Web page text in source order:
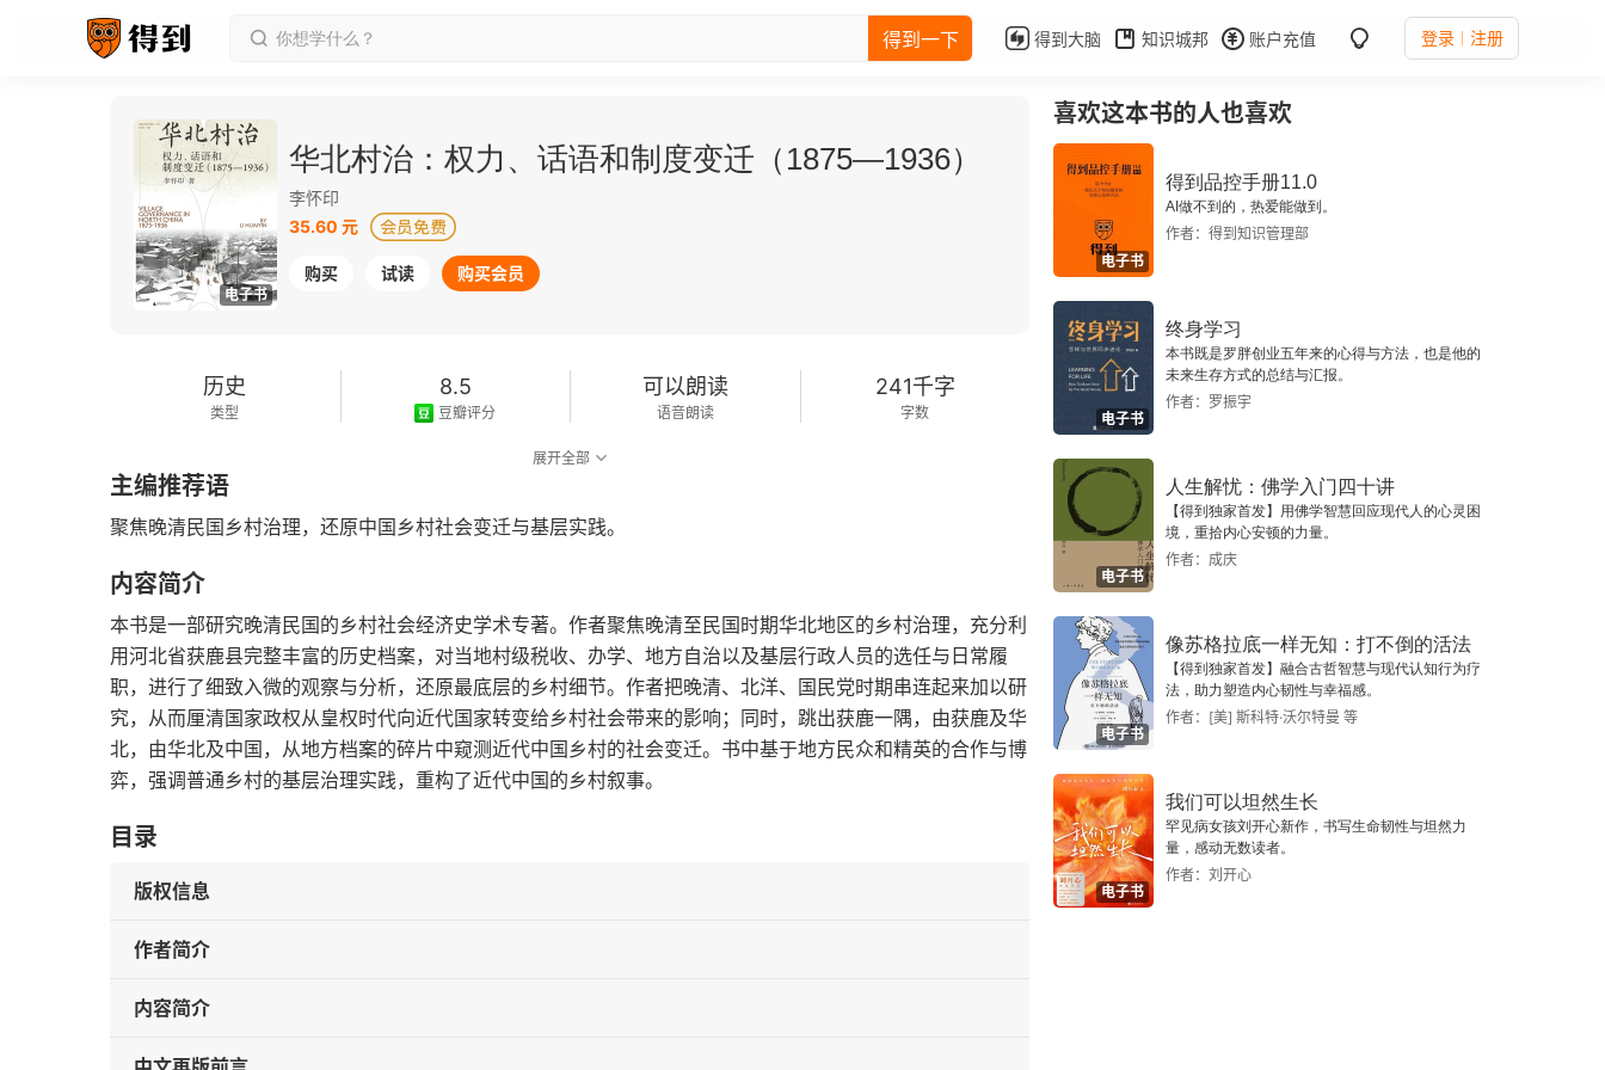
得到一下 得到大脑 知识城邦 账户充值 登录 注册
电子书
华北村治：权力、话语和制度变迁（1875—1936）
李怀印
35.60 元
购买 试读 购买会员
历史
类型
8.5
豆瓣评分
可以朗读
语音朗读
241千字
字数
发行日期
展开全部
主编推荐语
聚焦晚清民国乡村治理，还原中国乡村社会变迁与基层实践。
内容简介
本书是一部研究晚清民国的乡村社会经济史学术专著。作者聚焦晚清至民国时期华北地区的乡村治理，充分利
用河北省获鹿县完整丰富的历史档案，对当地村级税收、办学、地方自治以及基层行政人员的选任与日常履
职，进行了细致入微的观察与分析，还原最底层的乡村细节。作者把晚清、北洋、国民党时期串连起来加以研
究，从而厘清国家政权从皇权时代向近代国家转变给乡村社会带来的影响；同时，跳出获鹿一隅，由获鹿及华
北，由华北及中国，从地方档案的碎片中窥测近代中国乡村的社会变迁。书中基于地方民众和精英的合作与博
弈，强调普通乡村的基层治理实践，重构了近代中国的乡村叙事。
目录
版权信息
作者简介
内容简介
喜欢这本书的人也喜欢
电子书
得到品控手册11.0
AI做不到的，热爱能做到。
作者：得到知识管理部
电子书
终身学习
本书既是罗胖创业五年来的心得与方法，也是他的
未来生存方式的总结与汇报。
作者：罗振宇
电子书
人生解忧：佛学入门四十讲
【得到独家首发】用佛学智慧回应现代人的心灵困
境，重拾内心安顿的力量。
作者：成庆
电子书
像苏格拉底一样无知：打不倒的活法
【得到独家首发】融合古哲智慧与现代认知行为疗
法，助力塑造内心韧性与幸福感。
作者：[美] 斯科特·沃尔特曼 等
电子书
我们可以坦然生长
罕见病女孩刘开心新作，书写生命韧性与坦然力
量，感动无数读者。
作者：刘开心